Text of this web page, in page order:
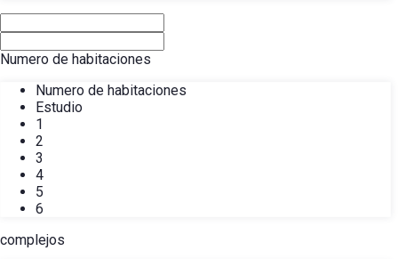
Numero de habitaciones
Numero de habitaciones
Estudio
1
2
3
4
5
6
complejos